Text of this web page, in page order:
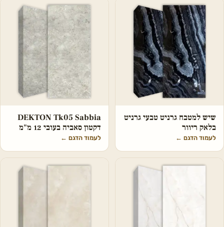
שיש למטבח גרניט טבעי גרניט
בלאק ריוור
לעמוד הדגם ←
DEKTON Tk05 Sabbia
דקטון סאביה בעובי 12 מ"מ
לעמוד הדגם ←